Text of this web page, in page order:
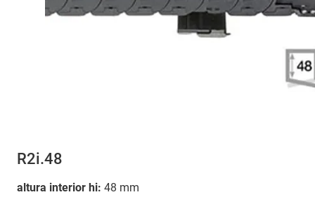
R2i.48
altura interior hi: 48 mm